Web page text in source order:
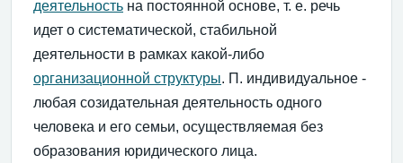
деятельность на постоянной основе, т. е. речь
идет о систематической, стабильной
деятельности в рамках какой-либо
организационной структуры. П. индивидуальное -
любая созидательная деятельность одного
человека и его семьи, осуществляемая без
образования юридического лица.